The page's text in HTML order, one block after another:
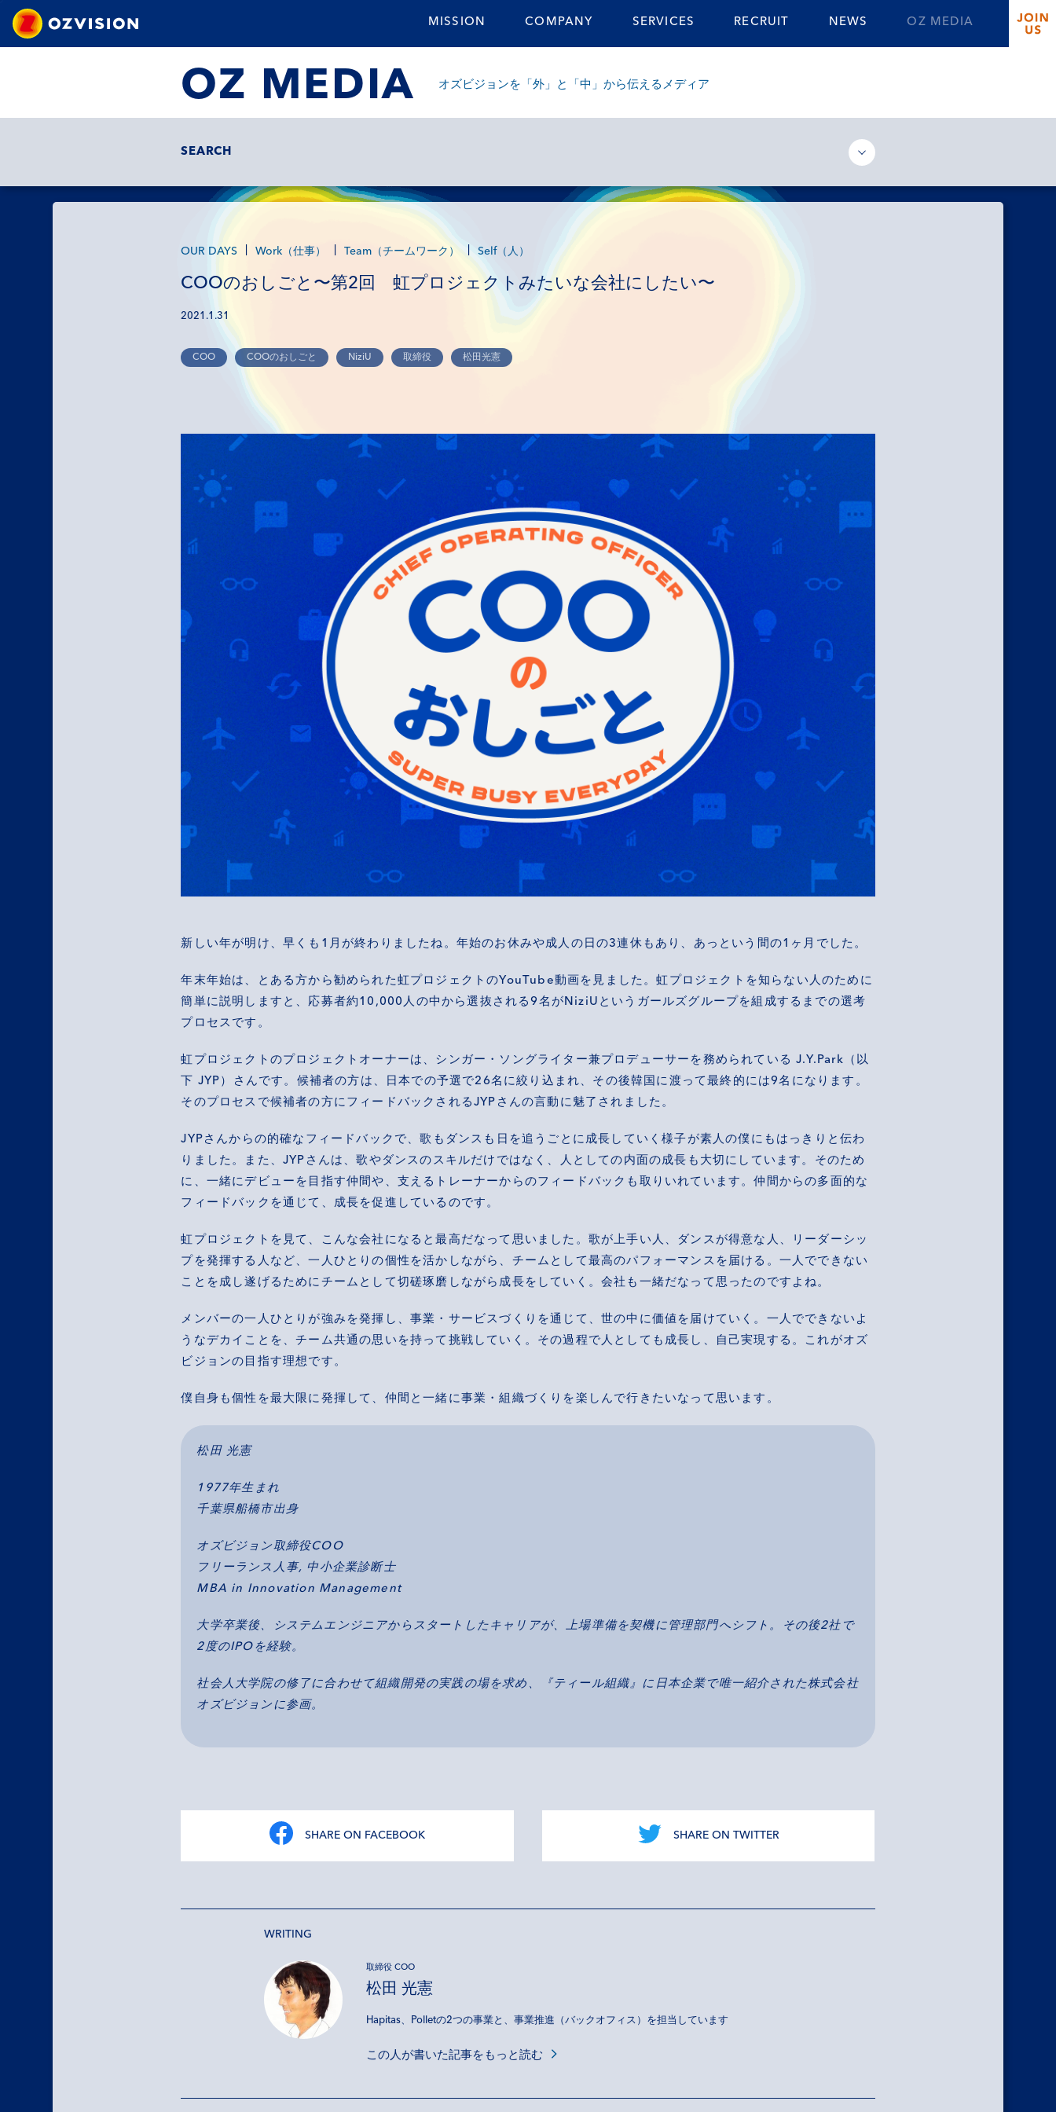
MISSION COMPANY SERVICES RECRUIT NEWS OZ MEDIA
OZ MEDIA オズビジョンを「外」と「中」から伝えるメディア
SEARCH
OUR DAYS Work（仕事） Team（チームワーク） Self（人）
COOのおしごと〜第2回 虹プロジェクトみたいな会社にしたい〜
2021.1.31
COO COOのおしごと NiziU 取締役 松田光憲
新しい年が明け、早くも1月が終わりましたね。年始のお休みや成人の日の3連休もあり、あっという間の1ヶ月でした。
年末年始は、とある方から勧められた虹プロジェクトのYouTube動画を見ました。虹プロジェクトを知らない人のために
簡単に説明しますと、応募者約10,000人の中から選抜される9名がNiziUというガールズグループを組成するまでの選考
プロセスです。
虹プロジェクトのプロジェクトオーナーは、シンガー・ソングライター兼プロデューサーを務められている J.Y.Park（以
下 JYP）さんです。候補者の方は、日本での予選で26名に絞り込まれ、その後韓国に渡って最終的には9名になります。
そのプロセスで候補者の方にフィードバックされるJYPさんの言動に魅了されました。
JYPさんからの的確なフィードバックで、歌もダンスも日を追うごとに成長していく様子が素人の僕にもはっきりと伝わ
りました。また、JYPさんは、歌やダンスのスキルだけではなく、人としての内面の成長も大切にしています。そのため
に、一緒にデビューを目指す仲間や、支えるトレーナーからのフィードバックも取りいれています。仲間からの多面的な
フィードバックを通じて、成長を促進しているのです。
虹プロジェクトを見て、こんな会社になると最高だなって思いました。歌が上手い人、ダンスが得意な人、リーダーシッ
プを発揮する人など、一人ひとりの個性を活かしながら、チームとして最高のパフォーマンスを届ける。一人でできない
ことを成し遂げるためにチームとして切磋琢磨しながら成長をしていく。会社も一緒だなって思ったのですよね。
メンバーの一人ひとりが強みを発揮し、事業・サービスづくりを通じて、世の中に価値を届けていく。一人でできないよ
うなデカイことを、チーム共通の思いを持って挑戦していく。その過程で人としても成長し、自己実現する。これがオズ
ビジョンの目指す理想です。
僕自身も個性を最大限に発揮して、仲間と一緒に事業・組織づくりを楽しんで行きたいなって思います。
松田 光憲
1977年生まれ
千葉県船橋市出身
オズビジョン取締役COO
フリーランス人事, 中小企業診断士
MBA in Innovation Management
大学卒業後、システムエンジニアからスタートしたキャリアが、上場準備を契機に管理部門へシフト。その後2社で
2度のIPOを経験。
社会人大学院の修了に合わせて組織開発の実践の場を求め、『ティール組織』に日本企業で唯一紹介された株式会社
オズビジョンに参画。
SHARE ON FACEBOOK SHARE ON TWITTER
WRITING
取締役 COO
松田 光憲
Hapitas、Polletの2つの事業と、事業推進（バックオフィス）を担当しています
この人が書いた記事をもっと読む